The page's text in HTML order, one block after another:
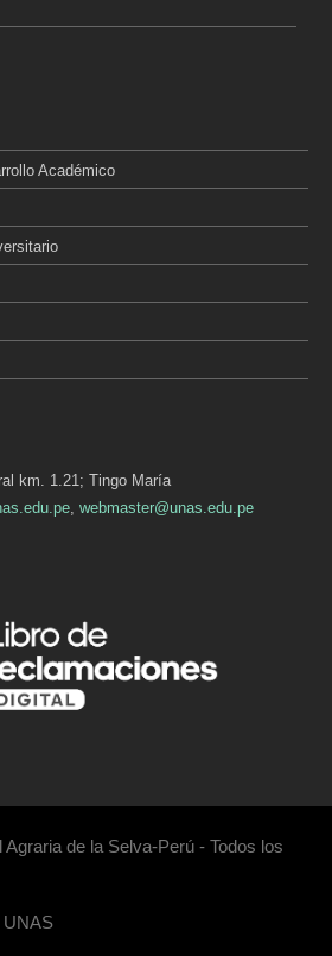
Académico
km. 1.21; Tingo María
, webmaster@unas.edu.pe
de la Selva-Perú - Todos los
UNAS